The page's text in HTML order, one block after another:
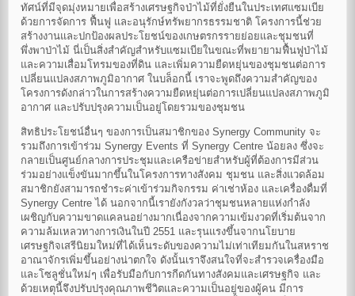
ทัศน์ที่มีจุดมุ่งหมายเพื่อสร้างเศรษฐกิจป่าไม้ที่ยั่งยืนในประเทศแซมเบีย
ด้วยการจัดการ ฟื้นฟู และอนุรักษ์ทรัพยากรธรรมชาติ โครงการนี้ช่วย
สร้างงานและปกป้องผลประโยชน์ของเกษตรกรรายย่อยและชุมชนที่
พึ่งพาป่าไม้ นี่เป็นสิ่งสำคัญสำหรับแซมเบียในขณะที่พยายามฟื้นฟูป่าไม้
และความเสื่อมโทรมของที่ดิน และเพิ่มความยืดหยุ่นของชุมชนต่อการ
เปลี่ยนแปลงสภาพภูมิอากาศ ในบล็อกนี้ เราจะพูดถึงความสำคัญของ
โครงการดังกล่าวในการสร้างความยืดหยุ่นต่อการเปลี่ยนแปลงสภาพภูมิ
อากาศ และปรับปรุงความเป็นอยู่โดยรวมของชุมชน
สิทธิประโยชน์อื่นๆ ของการเป็นสมาชิกของ Synergy Community จะ
รวมถึงการเข้าร่วม Synergy Events ที่ Synergy Centre น้อยลง ซึ่งจะ
กลายเป็นศูนย์กลางการประชุมและเครือข่ายสำหรับผู้ที่ต้องการมีส่วน
ร่วมอย่างแข็งขันมากขึ้นในโครงการทางสังคม ชุมชน และสิ่งแวดล้อม
สมาชิกยังสามารถชำระค่าเข้าร่วมกิจกรรม ค่าเช่าห้อง และเครื่องดื่มที่
Synergy Centre ได้ นอกจากนี้เรายังกังวลว่าชุมชนหลายแห่งกำลัง
เผชิญกับความขาดแคลนอย่างมากเนื่องจากความเข้มงวดที่เริ่มต้นจาก
ความล้มเหลวทางการเงินในปี 2551 และรุนแรงขึ้นจากนโยบาย
เศรษฐกิจเสรีนิยมใหม่ที่ได้เห็นระดับของความไม่เท่าเทียมกันในสหราช
อาณาจักรเพิ่มขึ้นอย่างน่าตกใจ ดังนั้นเราจึงสนใจที่จะสำรวจเครื่องมือ
และโซลูชั่นใหม่ๆ เพื่อรับมือกับการกีดกันทางสังคมและเศรษฐกิจ และ
ด้วยเหตุนี้จึงปรับปรุงคุณภาพชีวิตและความเป็นอยู่ของผู้คน มีการ